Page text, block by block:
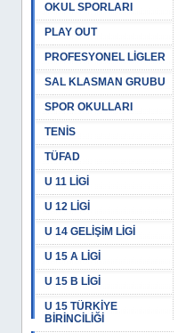
OKUL SPORLARI
PLAY OUT
PROFESYONEL LİGLER
SAL KLASMAN GRUBU
SPOR OKULLARI
TENİS
TÜFAD
U 11 LİGİ
U 12 LİGİ
U 14 GELİŞİM LİGİ
U 15 A LİGİ
U 15 B LİGİ
U 15 TÜRKİYE
BİRİNCİLİĞİ